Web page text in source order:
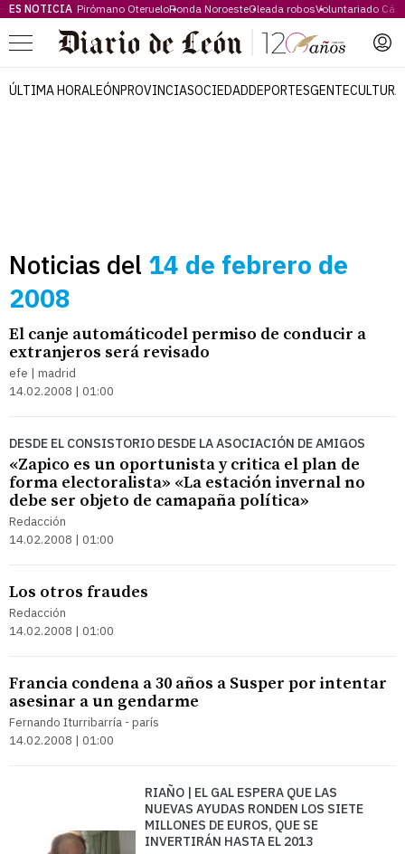
ES NOTICIA Pirómano OterueloRonda NoroesteOleada robosVoluntariado
Menú
ÚLTIMA HORALEÓNPROVINCIASOCIEDADDEPORTESGENTECULTURA
Noticias del 14 de febrero de
2008
El canje automáticodel permiso de conducir a
extranjeros será revisado
efe | madrid
14.02.2008 | 01:00
DESDE EL CONSISTORIO DESDE LA ASOCIACIÓN DE AMIGOS
«Zapico es un oportunista y critica el plan de
forma electoralista» «La estación invernal no
debe ser objeto de camapaña política»
Redacción
14.02.2008 | 01:00
Los otros fraudes
Redacción
14.02.2008 | 01:00
Francia condena a 30 años a Susper por intentar
asesinar a un gendarme
Fernando Iturribarría - parís
14.02.2008 | 01:00
RIAÑO | EL GAL ESPERA QUE LAS
NUEVAS AYUDAS RONDEN LOS SIETE
MILLONES DE EUROS, QUE SE
INVERTIRÁN HASTA EL 2013